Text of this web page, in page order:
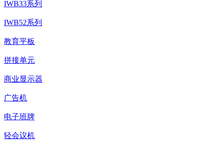
IWB33系列
IWB52系列
教育平板
拼接单元
商业显示器
广告机
电子班牌
轻会议机